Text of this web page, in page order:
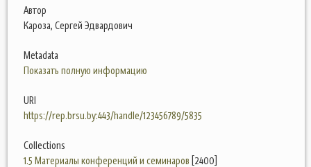
Автор
Кароза, Сергей Эдвардович
Metadata
Показать полную информацию
URI
https://rep.brsu.by:443/handle/123456789/5835
Collections
1.5 Материалы конференций и семинаров [2400]